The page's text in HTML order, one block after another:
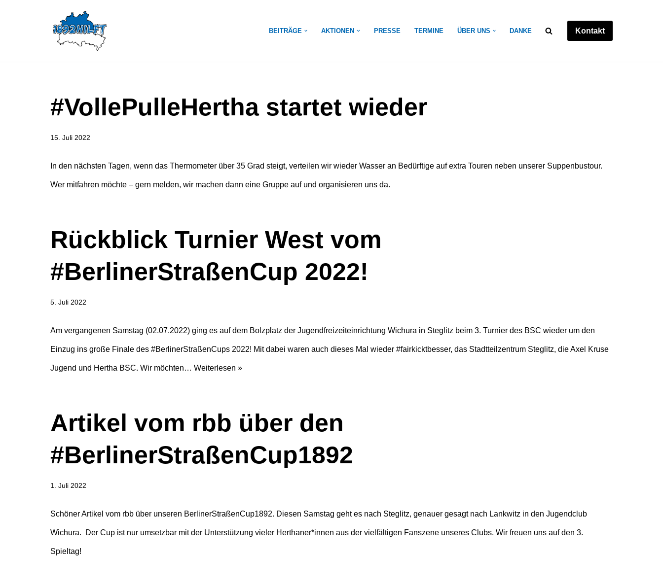
BEITRÄGE AKTIONEN PRESSE TERMINE ÜBER UNS DANKE Kontakt
#VollePulleHertha startet wieder
15. Juli 2022
In den nächsten Tagen, wenn das Thermometer über 35 Grad steigt, verteilen wir wieder Wasser an Bedürftige auf extra Touren neben unserer Suppenbustour.
Wer mitfahren möchte – gern melden, wir machen dann eine Gruppe auf und organisieren uns da.
Rückblick Turnier West vom
#BerlinerStraßenCup 2022!
5. Juli 2022
Am vergangenen Samstag (02.07.2022) ging es auf dem Bolzplatz der Jugendfreizeiteinrichtung Wichura in Steglitz beim 3. Turnier des BSC wieder um den
Einzug ins große Finale des #BerlinerStraßenCups 2022! Mit dabei waren auch dieses Mal wieder #fairkicktbesser, das Stadtteilzentrum Steglitz, die Axel Kruse
Jugend und Hertha BSC. Wir möchten… Weiterlesen »
Artikel vom rbb über den
#BerlinerStraßenCup1892
1. Juli 2022
Schöner Artikel vom rbb über unseren BerlinerStraßenCup1892. Diesen Samstag geht es nach Steglitz, genauer gesagt nach Lankwitz in den Jugendclub
Wichura. Der Cup ist nur umsetzbar mit der Unterstützung vieler Herthaner*innen aus der vielfältigen Fanszene unseres Clubs. Wir freuen uns auf den 3.
Spieltag!